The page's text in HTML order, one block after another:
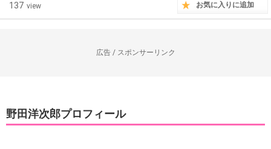
137 view お気に入りに追加
広告 / スポンサーリンク
野田洋次郎プロフィール